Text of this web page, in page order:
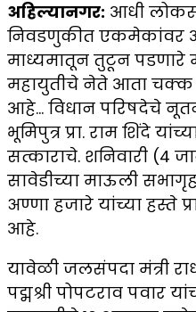
अहिल्यानगर: आधी
निवडणुकीत एकमेकांवर
माध्यमातून तुटून पडणारे
महायुतीचे नेते आता चक्क
आहे… विधान परिषदेचे
भूमिपुत्र प्रा. राम शिंदे
सत्काराचे. शनिवारी (4
सावेडीच्या माऊली
अण्णा हजारे यांच्या हस्ते
आहे.
यावेळी जलसंपदा मंत्री
पद्मश्री पोपटराव पवार